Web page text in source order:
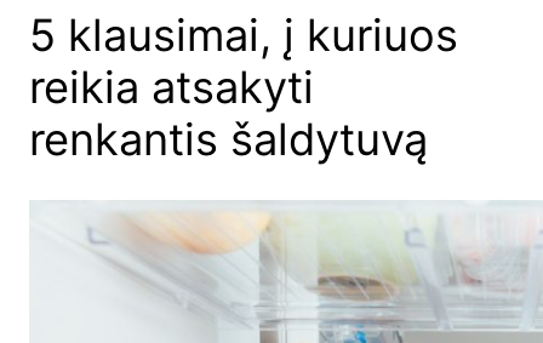
5 klausimai, į kuriuos
reikia atsakyti
renkantis šaldytuvą